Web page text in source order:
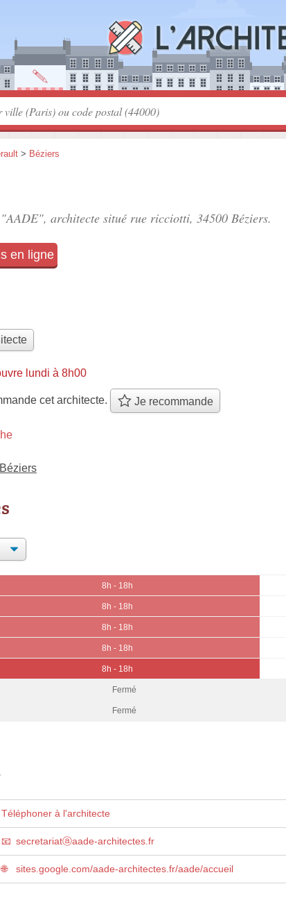
> Béziers
architecte situé rue ricciotti, 34500 Béziers.
en ligne
lundi à 8h00
cet architecte. Je recommande
8h - 18h
8h - 18h
8h - 18h
8h - 18h
8h - 18h
Fermé
Fermé
Téléphoner à l'architecte
secretariatⓐaade-architectes.fr
sites.google.com/aade-architectes.fr/aade/accueil